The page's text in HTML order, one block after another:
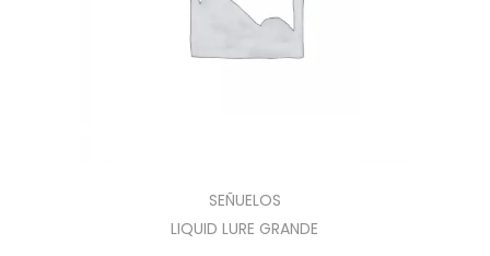
SEÑUELOS
LIQUID LURE GRANDE